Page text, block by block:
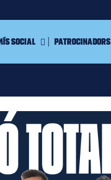
Social Patrocinadors